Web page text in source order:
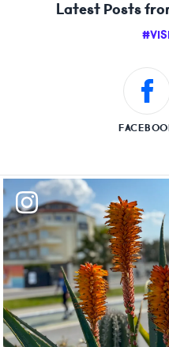
Latest Posts